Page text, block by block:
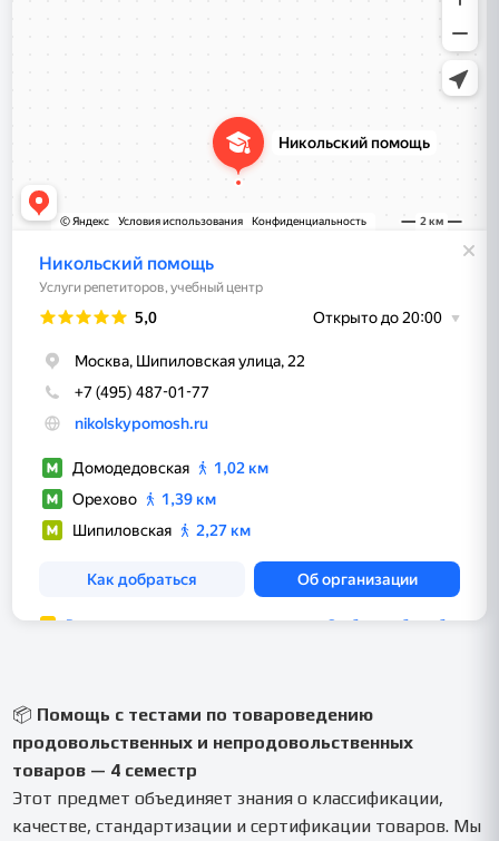
📦 Помощь с тестами по товароведению
продовольственных и непродовольственных
товаров — 4 семестр
Этот предмет объединяет знания о классификации,
качестве, стандартизации и сертификации товаров. Мы